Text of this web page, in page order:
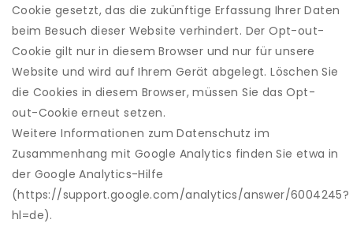
Cookie gesetzt, das die zukünftige Erfassung Ihrer Daten
beim Besuch dieser Website verhindert. Der Opt-out-
Cookie gilt nur in diesem Browser und nur für unsere
Website und wird auf Ihrem Gerät abgelegt. Löschen Sie
die Cookies in diesem Browser, müssen Sie das Opt-
out-Cookie erneut setzen.
Weitere Informationen zum Datenschutz im
Zusammenhang mit Google Analytics finden Sie etwa in
der Google Analytics-Hilfe
(https://support.google.com/analytics/answer/6004245?
hl=de).